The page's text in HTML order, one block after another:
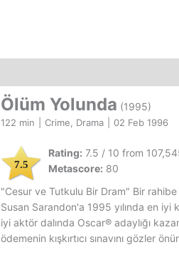
Ölüm Yolunda (1995)
122 min Crime, Drama 02 Feb 1996
7.5
Rating: 7.5 / 10 from
Metascore: 80
"Cesur ve Tutkulu Bir Dram" Bir
Susan Sarandon'a 1995 yılında en iyi
iyi aktör dalında Oscar® adaylığı
ödemenin kışkırtıcı sınavını gözler